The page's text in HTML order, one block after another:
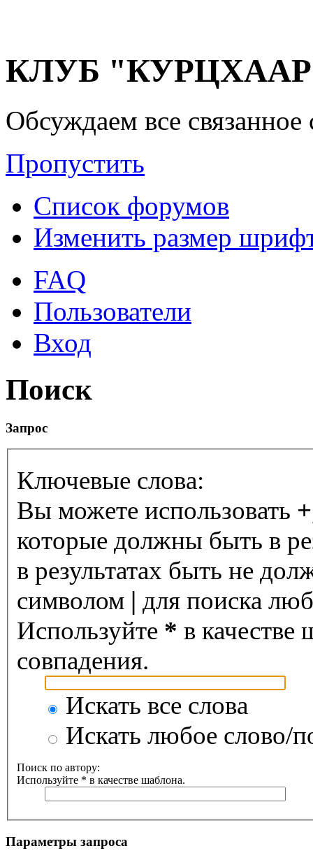
КЛУБ "КУРЦХААР"
Обсуждаем все
Пропустить
Список форумов
Изменить размер
FAQ
Пользователи
Вход
Поиск
Запрос
Ключевые слова:
Вы можете использовать +
которые должны быть в
в результатах быть не
символом | для поиска
Используйте * в качестве
совпадения.
Искать все слова
Искать любое слово/
Поиск по автору:
Используйте * в качестве шаблона.
Параметры запроса